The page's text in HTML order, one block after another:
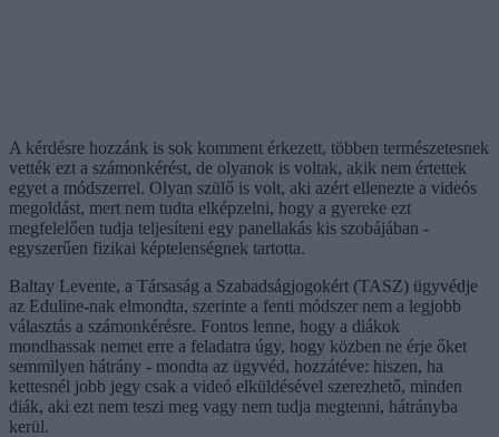
A kérdésre hozzánk is sok komment érkezett, többen természetesnek
vették ezt a számonkérést, de olyanok is voltak, akik nem értettek
egyet a módszerrel. Olyan szülő is volt, aki azért ellenezte a videós
megoldást, mert nem tudta elképzelni, hogy a gyereke ezt
megfelelően tudja teljesíteni egy panellakás kis szobájában -
egyszerűen fizikai képtelenségnek tartotta.
Baltay Levente, a Társaság a Szabadságjogokért (TASZ) ügyvédje
az Eduline-nak elmondta, szerinte a fenti módszer nem a legjobb
választás a számonkérésre. Fontos lenne, hogy a diákok
mondhassak nemet erre a feladatra úgy, hogy közben ne érje őket
semmilyen hátrány - mondta az ügyvéd, hozzátéve: hiszen, ha
kettesnél jobb jegy csak a videó elküldésével szerezhető, minden
diák, aki ezt nem teszi meg vagy nem tudja megtenni, hátrányba
kerül.